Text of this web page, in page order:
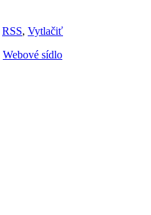
RSS, Vytlačiť
Webové sídlo